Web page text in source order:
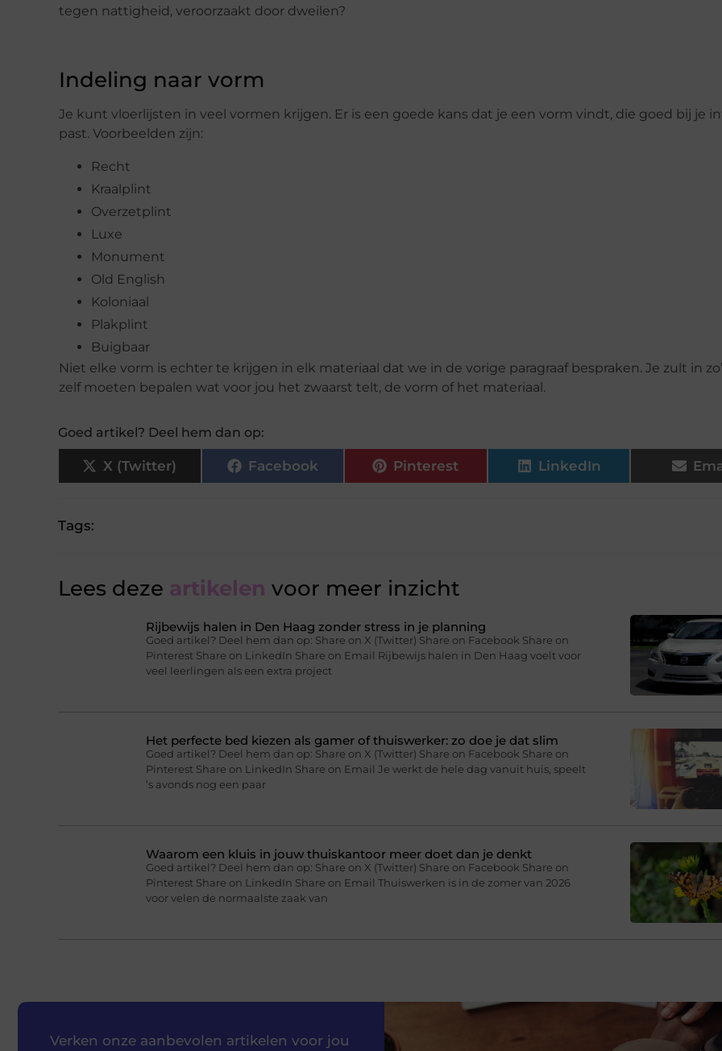
tegen nattigheid, veroorzaakt door dweilen?
Indeling naar vorm
Je kunt vloerlijsten in veel vormen krijgen. Er is een goede kans dat je een vorm vindt, die goed bij je
past. Voorbeelden zijn:
Recht
Kraalplint
Overzetplint
Luxe
Monument
Old English
Koloniaal
Plakplint
Buigbaar
Niet elke vorm is echter te krijgen in elk materiaal dat we in de vorige paragraaf bespraken. Je zult in
zelf moeten bepalen wat voor jou het zwaarst telt, de vorm of het materiaal.
Goed artikel? Deel hem dan op:
X (Twitter) Facebook Pinterest LinkedIn
Tags:
Lees deze artikelen voor meer inzicht
Rijbewijs halen in Den Haag zonder stress in je planning
Goed artikel? Deel hem dan op: Share on X (Twitter) Share on Facebook Share on
Pinterest Share on LinkedIn Share on Email Rijbewijs halen in Den Haag voelt voor
veel leerlingen als een extra project
Het perfecte bed kiezen als gamer of thuiswerker: zo doe je dat slim
Goed artikel? Deel hem dan op: Share on X (Twitter) Share on Facebook Share on
Pinterest Share on LinkedIn Share on Email Je werkt de hele dag vanuit huis, speelt
’s avonds nog een paar
Waarom een kluis in jouw thuiskantoor meer doet dan je denkt
Goed artikel? Deel hem dan op: Share on X (Twitter) Share on Facebook Share on
Pinterest Share on LinkedIn Share on Email Thuiswerken is in de zomer van 2026
voor velen de normaalste zaak van
Verken onze aanbevolen artikelen voor jou